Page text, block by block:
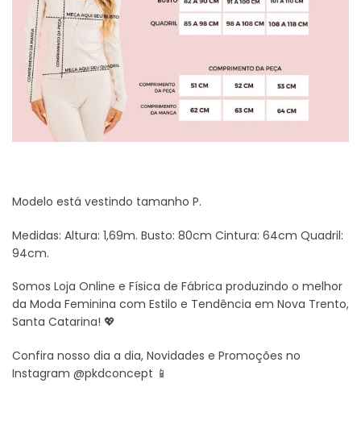
Modelo está vestindo tamanho P.
Medidas: Altura: 1,69m. Busto: 80cm Cintura: 64cm Quadril:
94cm.
Somos Loja Online e Física de Fábrica produzindo o melhor
da Moda Feminina com Estilo e Tendência em Nova Trento,
Santa Catarina! 💖
Confira nosso dia a dia, Novidades e Promoções no
Instagram @pkdconcept 📱